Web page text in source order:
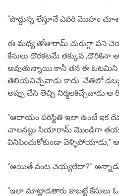
“పొద్దున్న లేస్తూనే ఎవరి మొహం
ఈ మధ్య తోతారామ్ చురుగ్గా పని
కేసులు దొరకటమే తక్కువ ,దొరికినా
అవుతున్నాయి.కానీ తన ఈ ఓటమిని
తెలియనిచ్చేవాడు కాదు. చేతిలో
అప్పు చేసి తెచ్చి నిర్మలకిచ్చేవాడు.ఆ
“ఆదాయం పరిస్థితి ఇలా ఉంటే ఇక
చాలనట్టు సియారామ్ మొండిగా
వినిపించుకోకుండా వెళ్ళిపోయాడు,”
“అయితే వంట చెయ్యలేదా?”
“ఇలా మాట్లాడతారు కాబట్టే కేసులు